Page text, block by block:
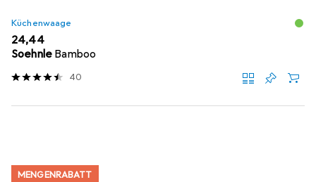
Küchenwaage
EUR
24,44
Soehnle Bamboo
40
MENGENRABATT